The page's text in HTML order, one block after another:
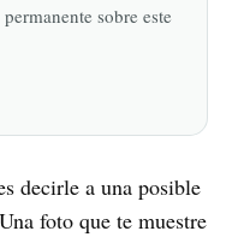
sobre este
decirle a una posible
foto que te muestre